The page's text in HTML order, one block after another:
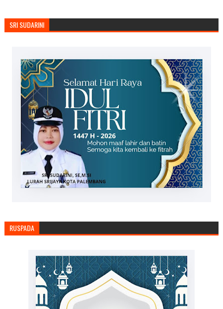
SRI SUDARINI
RUSPADA